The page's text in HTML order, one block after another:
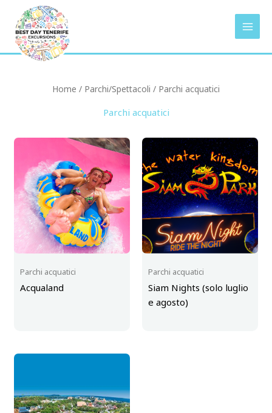
contenuto
Home / Parchi/Spettacoli / Parchi acquatici
Parchi acquatici
Parchi acquatici
Acqualand
Parchi acquatici
Siam Nights (solo luglio
e agosto)